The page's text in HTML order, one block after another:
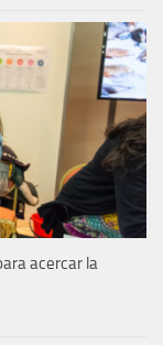
acercar la